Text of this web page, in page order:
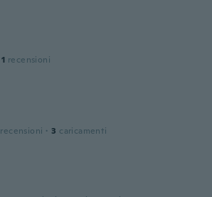
1 recensioni
recensioni · 3 caricamenti